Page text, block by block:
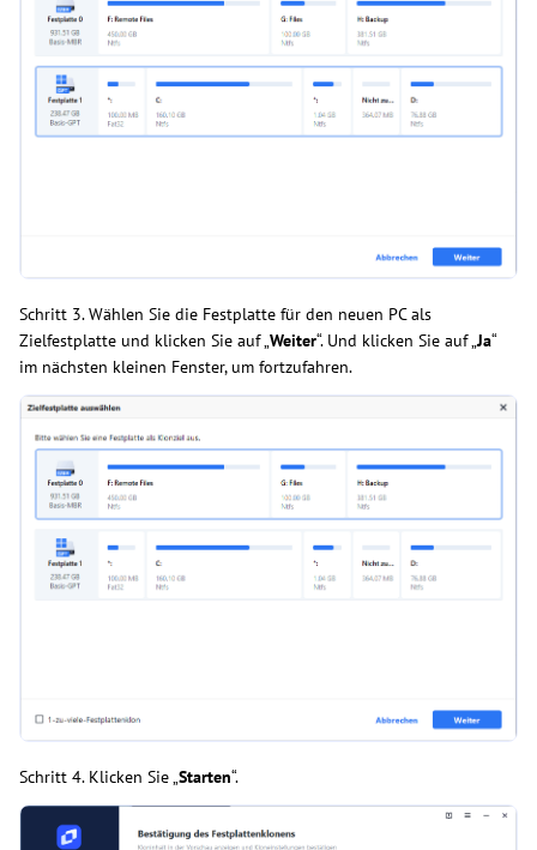
Schritt 3. Wählen Sie die Festplatte für den neuen PC als
Zielfestplatte und klicken Sie auf „Weiter“. Und klicken Sie auf „Ja“
im nächsten kleinen Fenster, um fortzufahren.
Schritt 4. Klicken Sie „Starten“.